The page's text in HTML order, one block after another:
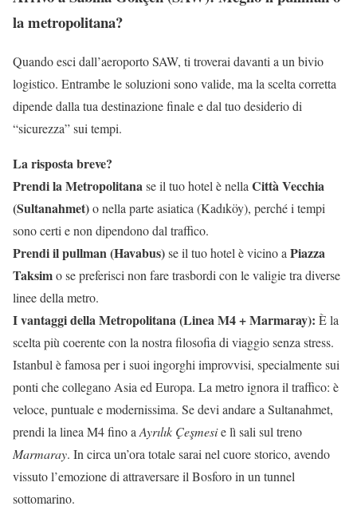
la metropolitana?
Quando esci dall’aeroporto SAW, ti troverai davanti a un bivio
logistico. Entrambe le soluzioni sono valide, ma la scelta corretta
dipende dalla tua destinazione finale e dal tuo desiderio di
“sicurezza” sui tempi.
La risposta breve?
Prendi la Metropolitana se il tuo hotel è nella Città Vecchia
(Sultanahmet)o nella parte asiatica (Kadıköy), perché i tempi
sono certi e non dipendono dal traffico.
Prendi il pullman (Havabus)se il tuo hotel è vicino a Piazza
Taksimo se preferisci non fare trasbordi con le valigie tra diverse
linee della metro.
I vantaggi della Metropolitana (Linea M4 + Marmaray): È la
scelta più coerente con la nostra filosofia di viaggio senza stress.
Istanbul è famosa per i suoi ingorghi improvvisi, specialmente sui
ponti che collegano Asia ed Europa. La metro ignora il traffico: è
veloce, puntuale e modernissima. Se devi andare a Sultanahmet,
prendi la linea M4 fino a Ayrılık Çeşmesie lì sali sul treno
Marmaray. In circa un’ora totale sarai nel cuore storico, avendo
vissuto l’emozione di attraversare il Bosforo in un tunnel
sottomarino.